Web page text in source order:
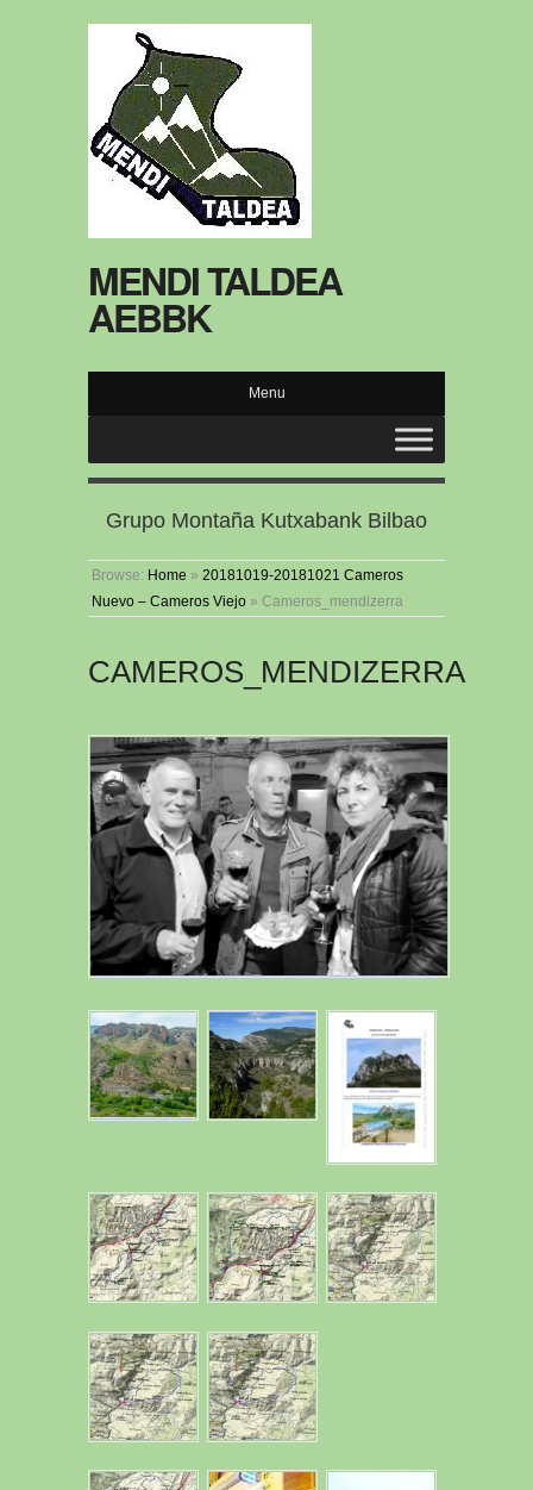
MENDI TALDEA
AEBBK
Menu
Grupo Montaña Kutxabank Bilbao
Browse: Home » 20181019-20181021 Cameros
Nuevo – Cameros Viejo » Cameros_mendizerra
CAMEROS_MENDIZERRA